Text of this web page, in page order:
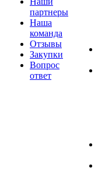
партнеры
Наша
команда
Отзывы
Закупки
Вопрос
ответ